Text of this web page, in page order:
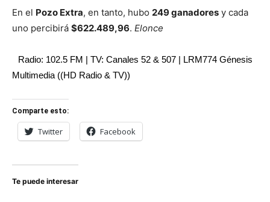
En el Pozo Extra, en tanto, hubo 249 ganadores y cada
uno percibirá $622.489,96. Elonce
Radio: 102.5 FM | TV: Canales 52 & 507 | LRM774 Génesis
Multimedia ((HD Radio & TV))
Comparte esto:
Twitter Facebook
Te puede interesar